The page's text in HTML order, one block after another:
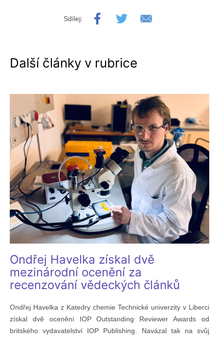
Sdílej:
Další články v rubrice
Ondřej Havelka získal dvě
mezinárodní ocenění za
recenzování vědeckých článků
Ondřej Havelka z Katedry chemie Technické univerzity v Liberci
získal dvě ocenění IOP Outstanding Reviewer Awards od
britského vydavatelství IOP Publishing. Navázal tak na svůj